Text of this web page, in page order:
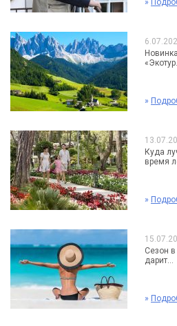
»
»
Куда
время
»
Сезон
дарит...
»